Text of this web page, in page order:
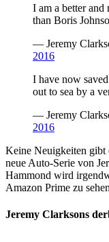
I am a better and
than Boris
— Jeremy
2016
I have now
out to sea by a
— Jeremy
2016
Keine Neuigkeiten gibt
neue Auto-Serie von
Hammond wird
Amazon Prime zu
Jeremy Clarksons